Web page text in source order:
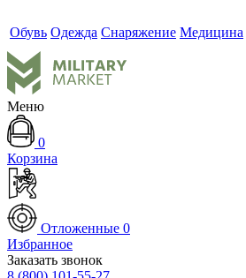
Обувь Одежда Снаряжение Медицина
Меню
0
Корзина
Отложенные 0
Избранное
Заказать звонок